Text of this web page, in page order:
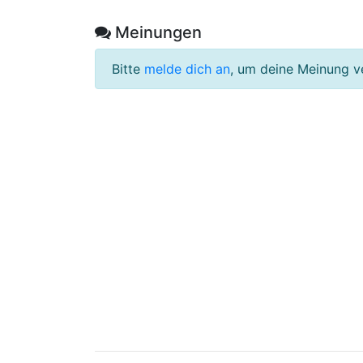
Meinungen
Bitte melde dich an, um deine Meinung